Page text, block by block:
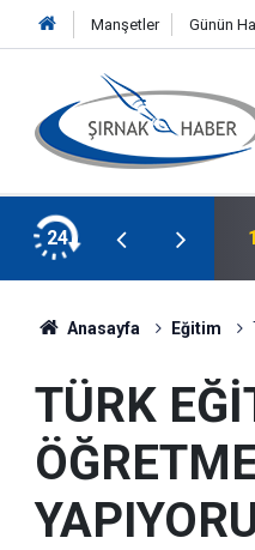
Manşetler Günün
24
Anasayfa Eğitim
TÜRK